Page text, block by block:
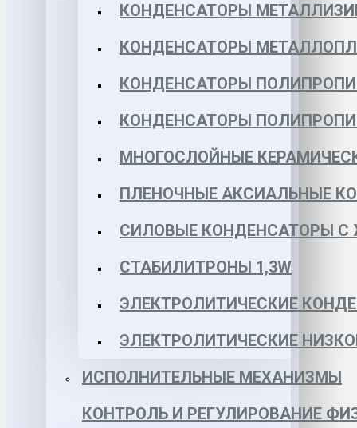
КОНДЕНСАТОРЫ
КОНДЕНСАТОРЫ
КОНДЕНСАТОРЫ
КОНДЕНСАТОРЫ
МНОГОСЛОЙНЫЕ
ПЛЕНОЧНЫЕ АКСИАЛЬНЫЕ
СИЛОВЫЕ КОНДЕНСАТОРЫ
СТАБИЛИТРОНЫ 1,3W
ЭЛЕКТРОЛИТИЧЕСКИЕ
ЭЛЕКТРОЛИТИЧЕСКИЕ
ИСПОЛНИТЕЛЬНЫЕ МЕХАНИЗМЫ
КОНТРОЛЬ И РЕГУЛИРОВАНИЕ